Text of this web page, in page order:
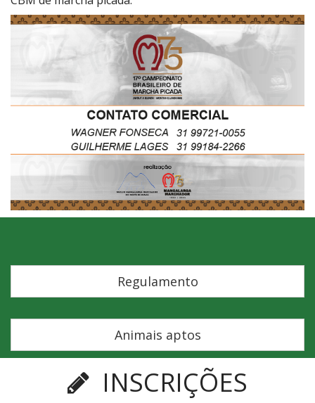
Regulamento
Animais aptos
INSCRIÇÕES